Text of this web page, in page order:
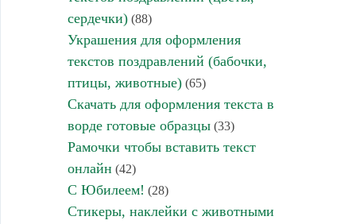
сердечки)(88)
Украшения для оформления
текстов поздравлений (бабочки,
птицы, животные)(65)
Скачать для оформления текста в
ворде готовые образцы(33)
Рамочки чтобы вставить текст
онлайн (42)
С Юбилеем! (28)
Стикеры, наклейки с животными